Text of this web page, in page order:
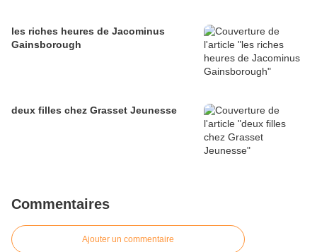
les riches heures de Jacominus
Gainsborough
deux filles chez Grasset Jeunesse
Commentaires
Ajouter un commentaire